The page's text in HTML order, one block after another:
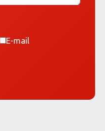
E-mail